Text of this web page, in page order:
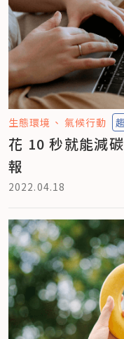
生態環境 氣候行動
花 10 秒就能減
報
2022.04.18